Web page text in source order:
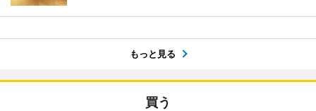
もっと見る
買う